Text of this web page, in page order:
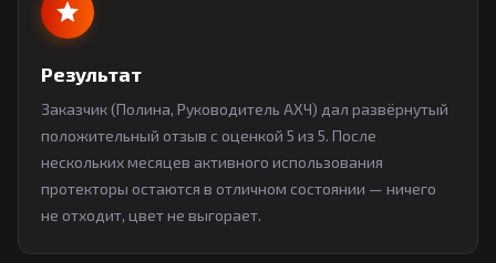
Результат
Заказчик (Полина, Руководитель АХЧ) дал развёрнутый
положительный отзыв с оценкой 5 из 5. После
нескольких месяцев активного использования
протекторы остаются в отличном состоянии — ничего
не отходит, цвет не выгорает.